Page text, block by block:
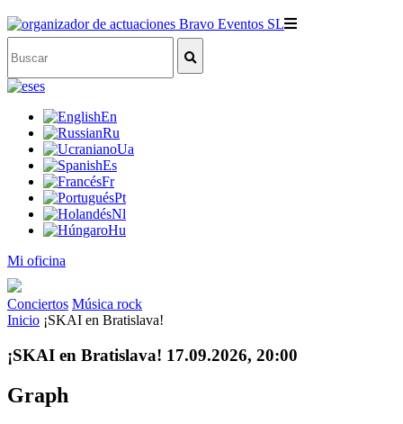
es
En
Ru
Ua
Es
Fr
Pt
Nl
Hu
Mi oficina
Conciertos Música rock
Inicio ¡SKAI en Bratislava!
¡SKAI en Bratislava! 17.09.2026, 20:00
Graph